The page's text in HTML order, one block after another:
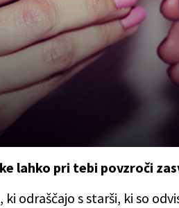
lahko pri tebi povzroči
ki odraščajo s starši, ki so